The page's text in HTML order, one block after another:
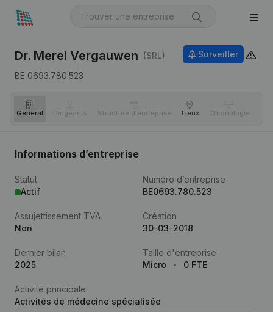
Dr. Merel Vergauwen (SRL)
BE 0693.780.523
Surveiller
Général Dirigeants Structure d'entreprise Lieux Chronologie
Informations d’entreprise
Statut
Actif
Numéro d’entreprise
BE0693.780.523
Assujettissement TVA
Non
Création
30-03-2018
Dernier bilan
2025
Taille d'entreprise
Micro
0 FTE
Activité principale
Activités de médecine spécialisée